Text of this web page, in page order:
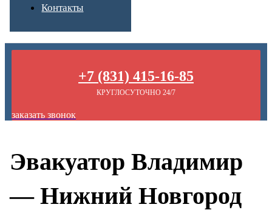
Контакты
+7 (831) 415-16-85
КРУГЛОСУТОЧНО 24/7
заказать звонок
Эвакуатор Владимир
— Нижний Новгород